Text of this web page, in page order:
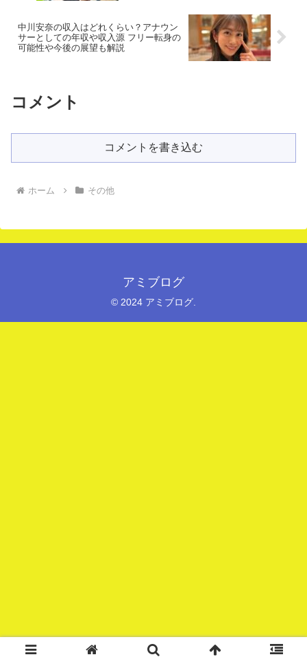
中川安奈の収入はどれくらい？アナウン
サーとしての年収や収入源 フリー転身の
可能性や今後の展望も解説
コメント
コメントを書き込む
ホーム その他
アミブログ
© 2024 アミブログ.